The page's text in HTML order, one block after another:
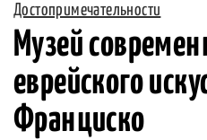
Достопримечательности
Музей
еврейского
Франциско